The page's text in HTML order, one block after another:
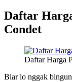
Daftar
Condet
Daftar Harga
Biar lo nggak